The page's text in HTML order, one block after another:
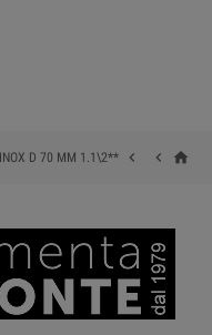
home


D 70 MM 1.1\2**